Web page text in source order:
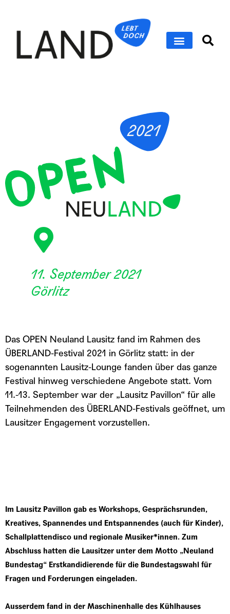
11. September 2021
Görlitz
Das OPEN Neuland Lausitz fand im Rahmen des
ÜBERLAND-Festival 2021 in Görlitz statt: in der
sogenannten Lausitz-Lounge fanden über das ganze
Festival hinweg verschiedene Angebote statt. Vom
11.-13. September war der „Lausitz Pavillon“ für alle
Teilnehmenden des ÜBERLAND-Festivals geöffnet, um
Lausitzer Engagement vorzustellen.
Im Lausitz Pavillon gab es Workshops, Gesprächsrunden,
Kreatives, Spannendes und Entspannendes (auch für Kinder),
Schallplattendisco und regionale Musiker*innen. Zum
Abschluss hatten die Lausitzer unter dem Motto „Neuland
Bundestag“ Erstkandidierende für die Bundestagswahl für
Fragen und Forderungen eingeladen.
Ausserdem fand in der Maschinenhalle des Kühlhauses